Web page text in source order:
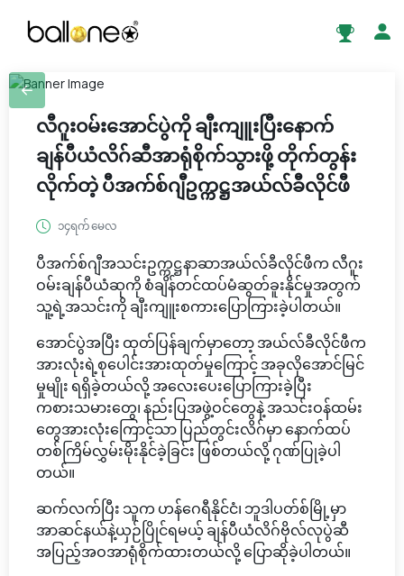
လီဂူး၀မ်းအောင်ပွဲကို ချီးကျူးပြီးနောက်
ချန်ပီယံလိဂ်ဆီအာရုံစိုက်သွားဖို့ တိုက်တွန်း
လိုက်တဲ့ ပီအက်စ်ဂျီဥက္ကဋ္ဌအယ်လ်ခီလိုင်ဖီ
၁၄ရက် မေလ
ပီအက်စ်ဂျီအသင်းဥက္ကဋ္ဌနာဆာအယ်လ်ခီလိုင်ဖီက လီဂူး
ဝမ်းချန်ပီယံဆုကို စံချိန်တင်ထပ်မံဆွတ်ခူးနိုင်မှုအတွက်
သူ့ရဲ့အသင်းကို ချီးကျူးစကားပြောကြားခဲ့ပါတယ်။
အောင်ပွဲအပြီး ထုတ်ပြန်ချက်မှာတော့ အယ်လ်ခီလိုင်ဖီက
အားလုံးရဲ့စုပေါင်းအားထုတ်မှုကြောင့် အခုလိုအောင်မြင်
မှုမျိုး ရရှိခဲ့တယ်လို့ အလေးပေးပြောကြားခဲ့ပြီး
ကစားသမားတွေ၊ နည်းပြအဖွဲ့ဝင်တွေနဲ့ အသင်းဝန်ထမ်း
တွေအားလုံးကြောင့်သာ ပြည်တွင်းလိဂ်မှာ နောက်ထပ်
တစ်ကြိမ်လွှမ်းမိုးနိုင်ခဲ့ခြင်း ဖြစ်တယ်လို့ ဂုဏ်ပြုခဲ့ပါ
တယ်။
ဆက်လက်ပြီး သူက ဟန်ဂေရီနိုင်ငံ၊ ဘူဒါပတ်စ်မြို့မှာ
အာဆင်နယ်နဲ့ယှဉ်ပြိုင်ရမယ့် ချန်ပီယံလိဂ်ဗိုလ်လုပွဲဆီ
အပြည့်အဝအာရုံစိုက်ထားတယ်လို့ ပြောဆိုခဲ့ပါတယ်။